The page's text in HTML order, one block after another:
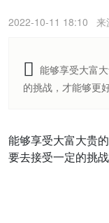
2022-10-11 18:10 来
能够享受大富
的挑战，才能够更
能够享受大富大贵
要去接受一定的挑